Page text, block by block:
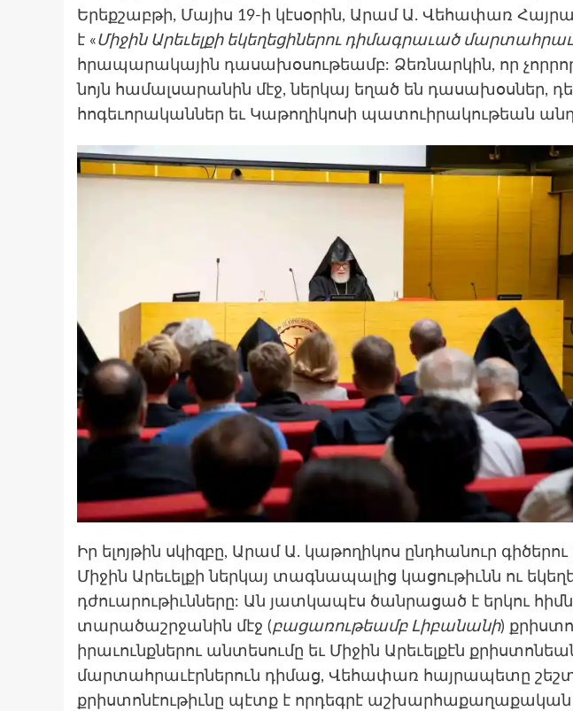
Երեքշաբթի, Մայիս 19-ի կէսօրին, Արամ Ա. Վեհափառ
է «Միջին Արեւելքի եկեղեցիներու դիմագրաւած
հրապարակային դասախօսութեամբ: Ձեռնարկին, որ
նոյն համալսարանին մէջ, ներկայ եղած են դասախօսներ,
հոգեւորականներ եւ Կաթողիկոսի պատուիրակութեան
Իր ելոյթին սկիզբը, Արամ Ա. կաթողիկոս ընդհանուր
Միջին Արեւելքի ներկայ տագնապալից կացութիւնն ու
դժուարութիւնները: Ան յատկապէս ծանրացած է երկու
տարածաշրջանին մէջ (բացառութեամբ Լիբանանի)
իրաւունքներու անտեսումը եւ Միջին Արեւելքէն
մարտահրաւէրներուն դիմաց, Վեհափառ հայրապետը
քրիստոնէութիւնը պէտք է որդեգրէ աշխարհաքաղաքական